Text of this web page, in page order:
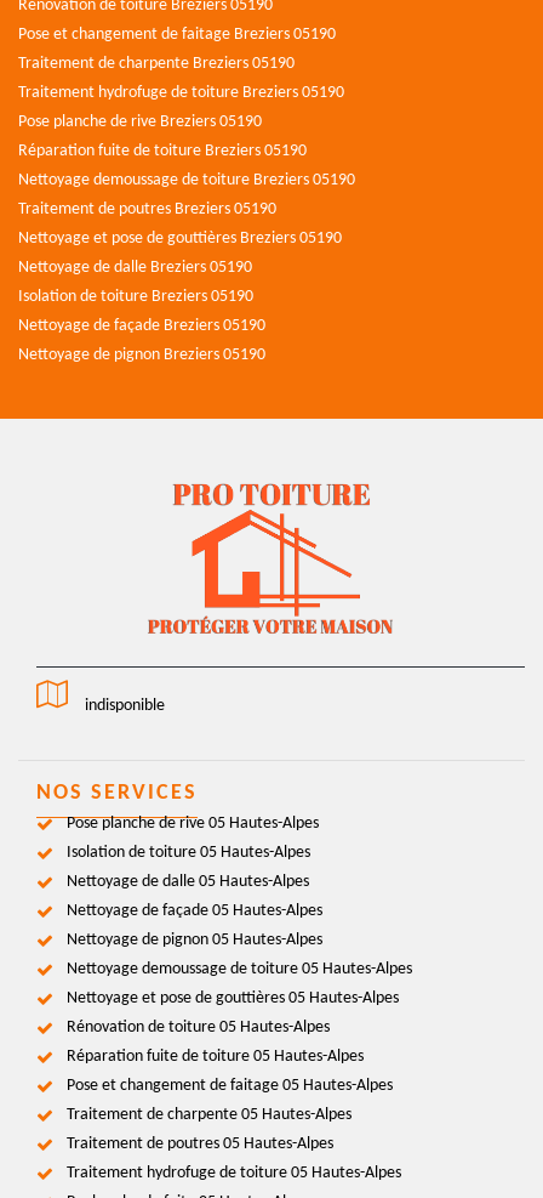
Rénovation de toiture Breziers 05190
Pose et changement de faitage Breziers 05190
Traitement de charpente Breziers 05190
Traitement hydrofuge de toiture Breziers 05190
Pose planche de rive Breziers 05190
Réparation fuite de toiture Breziers 05190
Nettoyage demoussage de toiture Breziers 05190
Traitement de poutres Breziers 05190
Nettoyage et pose de gouttières Breziers 05190
Nettoyage de dalle Breziers 05190
Isolation de toiture Breziers 05190
Nettoyage de façade Breziers 05190
Nettoyage de pignon Breziers 05190
indisponible
NOS SERVICES
Pose planche de rive 05 Hautes-Alpes
Isolation de toiture 05 Hautes-Alpes
Nettoyage de dalle 05 Hautes-Alpes
Nettoyage de façade 05 Hautes-Alpes
Nettoyage de pignon 05 Hautes-Alpes
Nettoyage demoussage de toiture 05 Hautes-Alpes
Nettoyage et pose de gouttières 05 Hautes-Alpes
Rénovation de toiture 05 Hautes-Alpes
Réparation fuite de toiture 05 Hautes-Alpes
Pose et changement de faitage 05 Hautes-Alpes
Traitement de charpente 05 Hautes-Alpes
Traitement de poutres 05 Hautes-Alpes
Traitement hydrofuge de toiture 05 Hautes-Alpes